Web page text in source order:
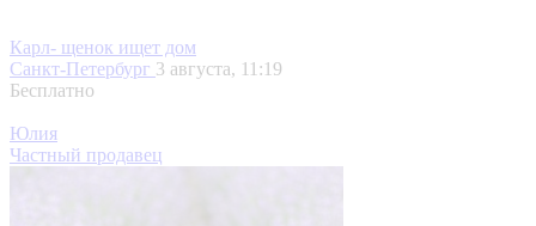
Карл- щенок ищет дом
Санкт-Петербург 3 августа, 11:19
Бесплатно
Юлия
Частный продавец